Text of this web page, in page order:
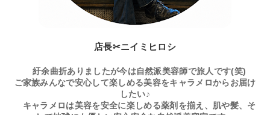
店長✂ニイミヒロシ
紆余曲折ありましたが今は自然派美容師で旅人です(笑)
ご家族みんなで安心して楽しめる美容をキャラメロからお届け
したい♪
キャラメロは美容を安全に楽しめる薬剤を揃え、肌や髪、そ